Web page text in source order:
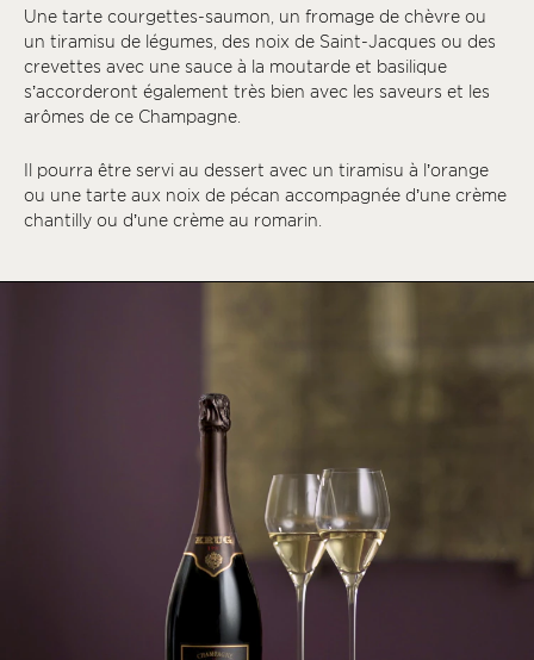
Une tarte courgettes-saumon, un fromage de chèvre ou
un tiramisu de légumes, des noix de Saint-Jacques ou des
crevettes avec une sauce à la moutarde et basilique
s’accorderont également très bien avec les saveurs et les
arômes de ce Champagne.
Il pourra être servi au dessert avec un tiramisu à l’orange
ou une tarte aux noix de pécan accompagnée d’une crème
chantilly ou d’une crème au romarin.